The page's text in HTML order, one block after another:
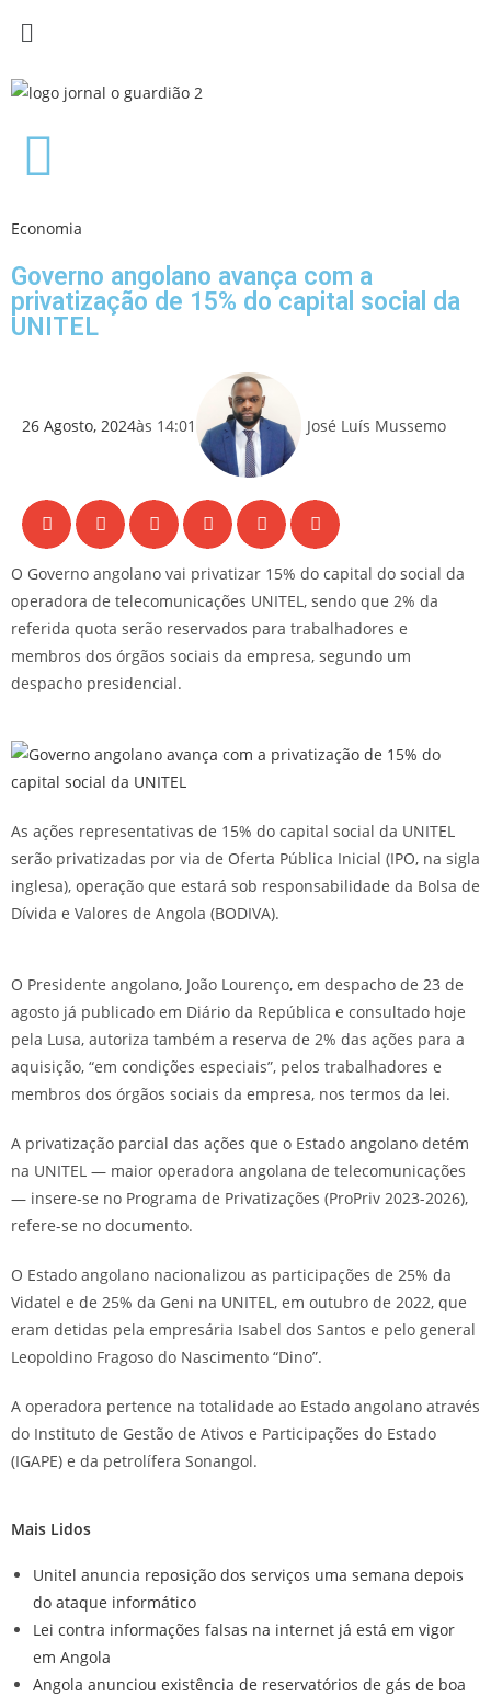
Economia
Governo angolano avança com a
privatização de 15% do capital social da
UNITEL
26 Agosto, 2024às 14:01 José Luís Mussemo
O Governo angolano vai privatizar 15% do capital do social da
operadora de telecomunicações UNITEL, sendo que 2% da
referida quota serão reservados para trabalhadores e
membros dos órgãos sociais da empresa, segundo um
despacho presidencial.
As ações representativas de 15% do capital social da UNITEL
serão privatizadas por via de Oferta Pública Inicial (IPO, na sigla
inglesa), operação que estará sob responsabilidade da Bolsa de
Dívida e Valores de Angola (BODIVA).
O Presidente angolano, João Lourenço, em despacho de 23 de
agosto já publicado em Diário da República e consultado hoje
pela Lusa, autoriza também a reserva de 2% das ações para a
aquisição, “em condições especiais”, pelos trabalhadores e
membros dos órgãos sociais da empresa, nos termos da lei.
A privatização parcial das ações que o Estado angolano detém
na UNITEL — maior operadora angolana de telecomunicações
— insere-se no Programa de Privatizações (ProPriv 2023-2026),
refere-se no documento.
O Estado angolano nacionalizou as participações de 25% da
Vidatel e de 25% da Geni na UNITEL, em outubro de 2022, que
eram detidas pela empresária Isabel dos Santos e pelo general
Leopoldino Fragoso do Nascimento “Dino”.
A operadora pertence na totalidade ao Estado angolano através
do Instituto de Gestão de Ativos e Participações do Estado
(IGAPE) e da petrolífera Sonangol.
Mais Lidos
Unitel anuncia reposição dos serviços uma semana depois
do ataque informático
Lei contra informações falsas na internet já está em vigor
em Angola
Angola anunciou existência de reservatórios de gás de boa